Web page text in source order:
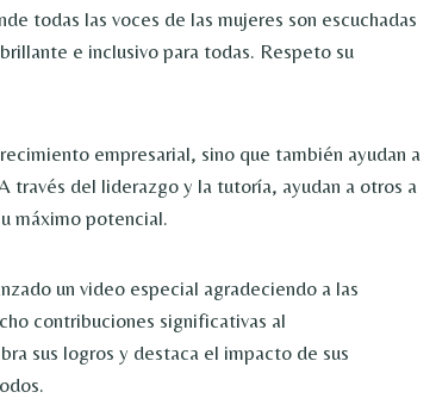
todas las voces de las mujeres son escuchadas
e inclusivo para todas. Respeto su
empresarial, sino que también ayudan a
través del liderazgo y la tutoría, ayudan a otros a
máximo potencial.
un video especial agradeciendo a las
contribuciones significativas al
sus logros y destaca el impacto de sus